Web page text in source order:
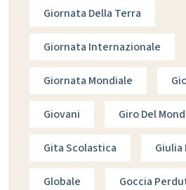
Giornata Della Terra
Giornata Internazionale
Giornata Mondiale
Giovani Giro Del
Gita Scolastica Giulia
Globale Goccia